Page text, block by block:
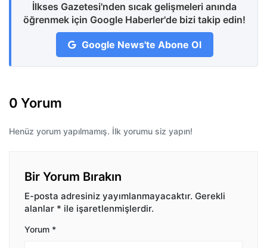
İlkses Gazetesi'nden sıcak gelişmeleri anında
öğrenmek için Google Haberler'de bizi takip edin!
Google News'te Abone Ol
0 Yorum
Henüz yorum yapılmamış. İlk yorumu siz yapın!
Bir Yorum Bırakın
E-posta adresiniz yayımlanmayacaktır. Gerekli
alanlar * ile işaretlenmişlerdir.
Yorum *